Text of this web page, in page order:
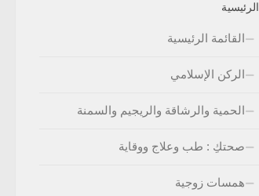
الرئيسية
القائمة الرئيسية
الركن الإسلامي
الحمية والرشاقة والريجيم والسمنة
صحتكِ : طب وعلاج ووقاية
همسات زوجية